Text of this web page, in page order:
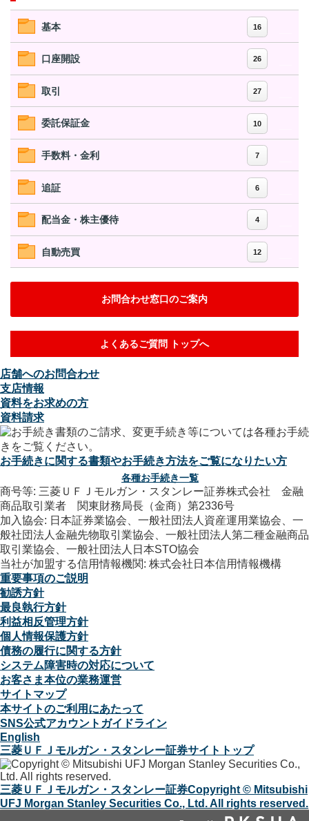
基本 16
口座開設 26
取引 27
委託保証金 10
手数料・金利 7
追証 6
配当金・株主優待 4
自動売買 12
お問合わせ窓口のご案内
よくあるご質問 トップへ
店舗へのお問合わせ
支店情報
資料をお求めの方
資料請求
お手続きに関する書類やお手続き方法をご覧になりたい方
各種お手続き一覧
商号等: 三菱ＵＦＪモルガン・スタンレー証券株式会社 金融
商品取引業者 関東財務局長（金商）第2336号
加入協会: 日本証券業協会、一般社団法人資産運用業協会、一
般社団法人金融先物取引業協会、一般社団法人第二種金融商品
取引業協会、一般社団法人日本STO協会
当社が加盟する信用情報機関: 株式会社日本信用情報機構
重要事項のご説明
勧誘方針
最良執行方針
利益相反管理方針
個人情報保護方針
債務の履行に関する方針
システム障害時の対応について
お客さま本位の業務運営
サイトマップ
本サイトのご利用にあたって
SNS公式アカウントガイドライン
English
三菱ＵＦＪモルガン・スタンレー証券サイトトップ
三菱ＵＦＪモルガン・スタンレー証券Copyright © Mitsubishi
UFJ Morgan Stanley Securities Co., Ltd. All rights reserved.